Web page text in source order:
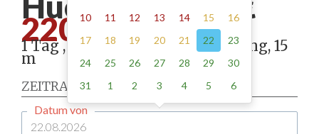
220.00
1 Tag , Stellung gemäß Anordnung, 15
m
ZEITRAUM
Datum von
10
11 12 13 14 15
16
17
18 19 20 21 22
23
24
25 26 27 28 29
30
31
1 2 3 4 5 6